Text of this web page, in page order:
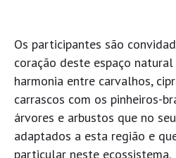
Os participantes são
coração deste espaço
harmonia entre carvalhos,
carrascos com os pinheiros-
árvores e arbustos que no
adaptados a esta região e
particular neste ecossistema.